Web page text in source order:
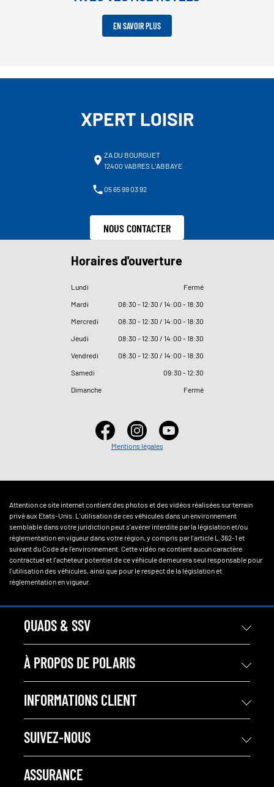
EN SAVOIR PLUS
XPERT LOISIR
ZA DU BOURGUET
12400 VABRES L'ABBAYE
05 65 99 03 92
NOUS CONTACTER
Horaires d'ouverture
Lundi
Fermé
Mardi
08:30 - 12:30 / 14:00 - 18:30
Mercredi
08:30 - 12:30 / 14:00 - 18:30
Jeudi
08:30 - 12:30 / 14:00 - 18:30
Vendredi
08:30 - 12:30 / 14:00 - 18:30
Samedi
09:30 - 12:30
Dimanche
Fermé
Mentions légales
Attention ce site internet contient des photos et des vidéos réalisées sur terrain
privé aux Etats-Unis. L'utilisation de ces véhicules dans un environnement
semblable dans votre juridiction peut s'avérer interdite par la législation et/ou
réglementation en vigueur dans votre région, y compris par l'article L.362-1 et
suivant du Code de l'environnement. Cette vidéo ne contient aucun caractère
contractuel et l'acheteur potentiel de ce véhicule demeurera seul responsable pour
l'utilisation des véhicules, ainsi que pour le respect de la législation et
réglementation en vigueur.
QUADS & SSV
À PROPOS DE POLARIS
INFORMATIONS CLIENT
SUIVEZ-NOUS
ASSURANCE